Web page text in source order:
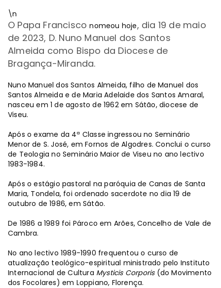
\n
O Papa Francisconomeou hoje, dia 19 de maio
de 2023, D. Nuno Manuel dos Santos
Almeida como Bispo da Diocese de
Bragança-Miranda.
Nuno Manuel dos Santos Almeida, filho de Manuel dos
Santos Almeida e de Maria Adelaide dos Santos Amaral,
nasceu em 1 de agosto de 1962 em Sátão, diocese de
Viseu.
Após o exame da 4ª Classe ingressou no Seminário
Menor de S. José, em Fornos de Algodres. Conclui o curso
de Teologia no Seminário Maior de Viseu no ano lectivo
1983-1984.
Após o estágio pastoral na paróquia de Canas de Santa
Maria, Tondela, foi ordenado sacerdote no dia 19 de
outubro de 1986, em Sátão.
De 1986 a 1989 foi Pároco em Arões, Concelho de Vale de
Cambra.
No ano lectivo 1989-1990 frequentou o curso de
atualização teológico-espiritual ministrado pelo Instituto
Internacional de Cultura Mysticis Corporis (do Movimento
dos Focolares) em Loppiano, Florença.